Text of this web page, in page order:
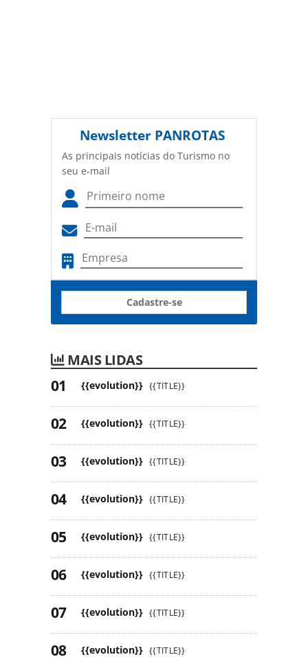
Newsletter PANROTAS
As principais notícias do Turismo no
seu e-mail
Cadastre-se
MAIS LIDAS
{{evolution}} {{TITLE}}
{{evolution}} {{TITLE}}
{{evolution}} {{TITLE}}
{{evolution}} {{TITLE}}
{{evolution}} {{TITLE}}
{{evolution}} {{TITLE}}
{{evolution}} {{TITLE}}
{{evolution}} {{TITLE}}